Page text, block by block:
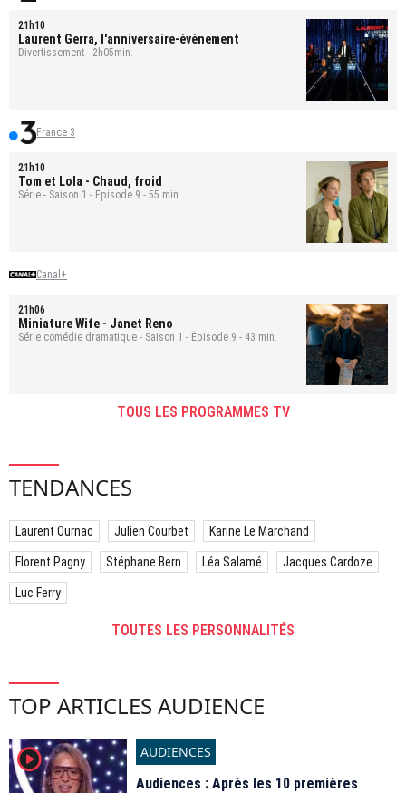
21h10
Laurent Gerra, l'anniversaire-événement
Divertissement - 2h05min.
France 3
21h10
Tom et Lola - Chaud, froid
Série - Saison 1 - Épisode 9 - 55 min.
Canal+
21h06
Miniature Wife - Janet Reno
Série comédie dramatique - Saison 1 - Épisode 9 - 43 min.
TOUS LES PROGRAMMES TV
TENDANCES
Laurent Ournac Julien Courbet Karine Le Marchand
Florent Pagny Stéphane Bern Léa Salamé Jacques Cardoze
Luc Ferry
TOUTES LES PERSONNALITÉS
TOP ARTICLES AUDIENCE
player2
AUDIENCES
Audiences : Après les 10 premières